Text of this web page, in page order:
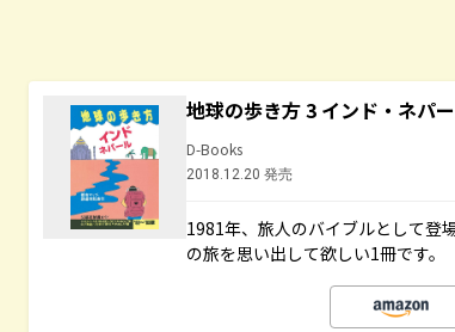
地球の歩き方 3 インド・ネパ
D-Books
2018.12.20 発売
1981年、旅人のバイブルとして
の旅を思い出して欲しい1冊です。